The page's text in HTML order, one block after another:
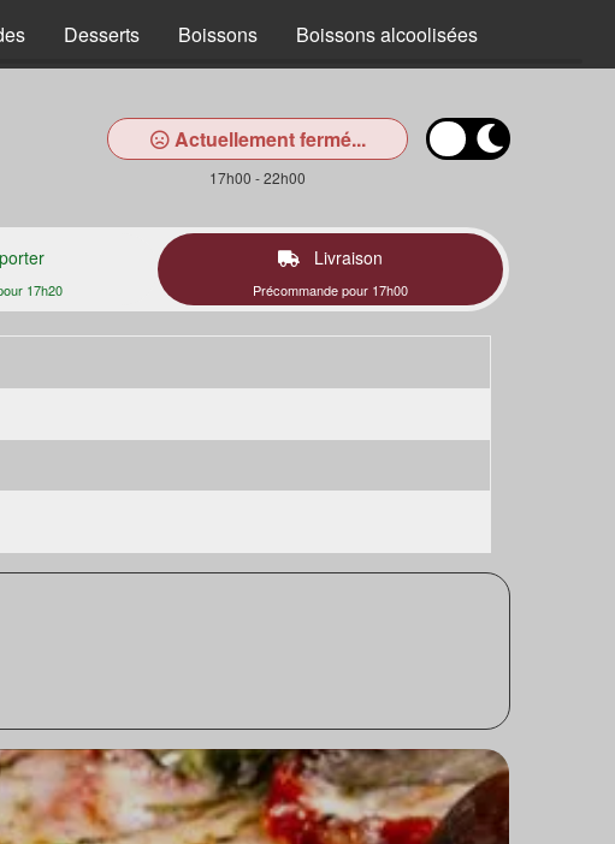
Desserts Boissons Boissons alcoolisées
Actuellement fermé...
17h00 - 22h00
17h20
Livraison
Précommande pour 17h00